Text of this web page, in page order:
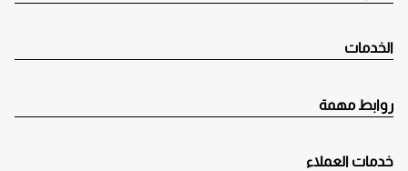
الخدمات
روابط مهمة
خدمات العملاء